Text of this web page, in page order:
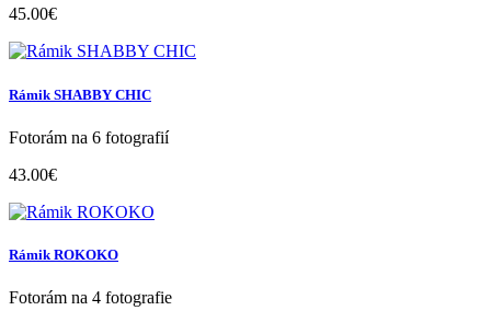
45.00€
Rámik SHABBY CHIC
Fotorám na 6 fotografií
43.00€
Rámik ROKOKO
Fotorám na 4 fotografie